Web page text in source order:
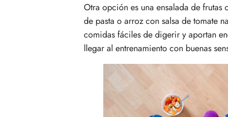
Otra opción es una ensalada de frutas
de pasta o arroz con salsa de tomate
comidas fáciles de digerir y aportan
llegar al entrenamiento con buenas